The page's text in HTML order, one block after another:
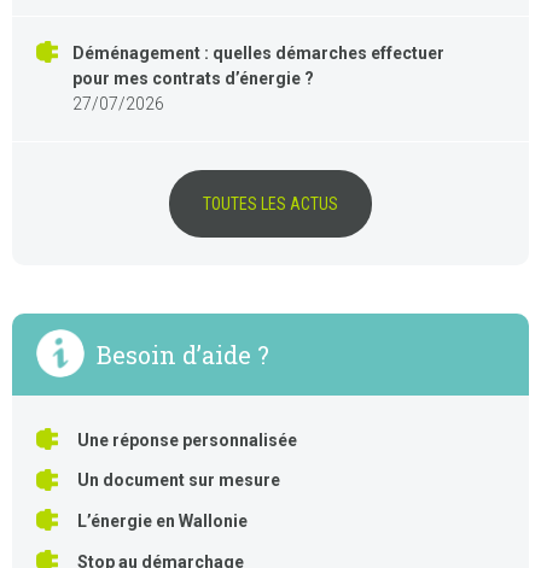
Déménagement : quelles démarches effectuer
pour mes contrats d’énergie ?
27/07/2026
TOUTES LES ACTUS
Besoin d’aide ?
Une réponse personnalisée
Un document sur mesure
L’énergie en Wallonie
Stop au démarchage